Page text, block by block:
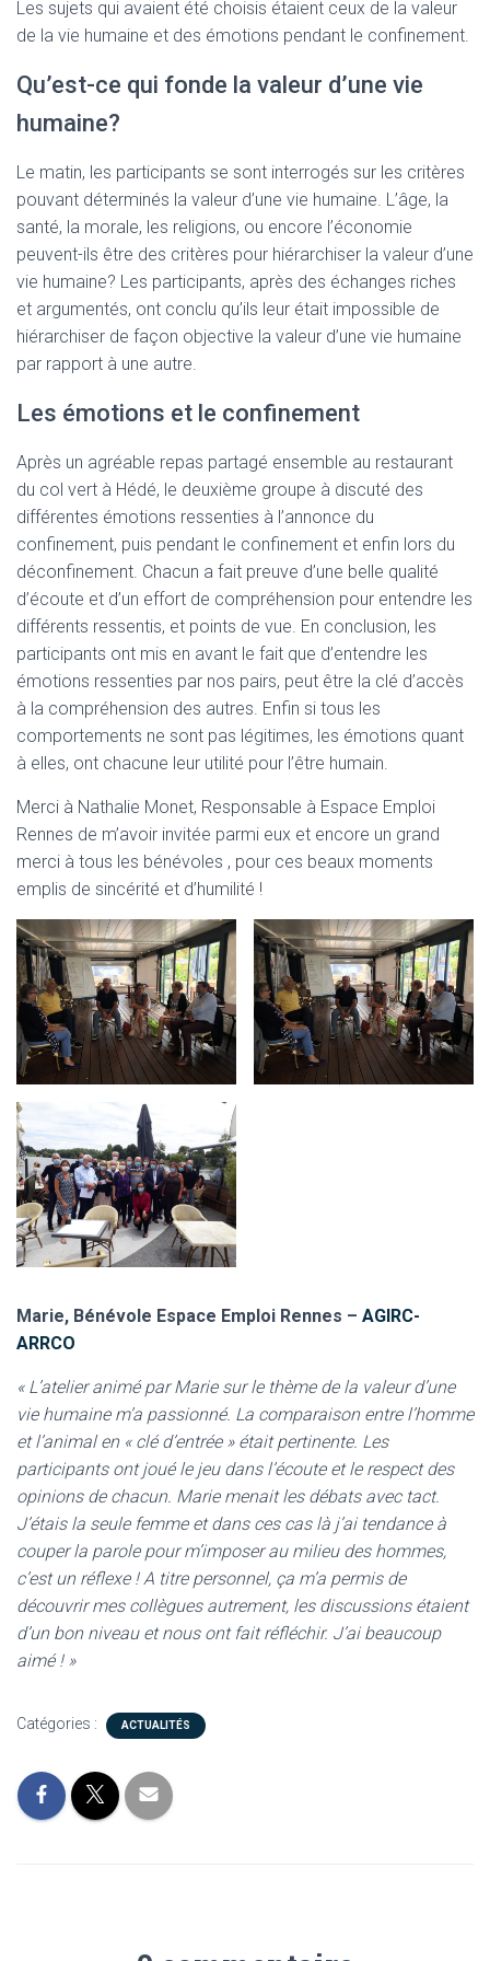
O
Les sujets qui avaient été choisis étaient ceux de la valeur
de la vie humaine et des émotions pendant le confinement.
Qu’est-ce qui fonde la valeur d’une vie
humaine?
Le matin, les participants se sont interrogés sur les critères
pouvant déterminés la valeur d’une vie humaine. L’âge, la
santé, la morale, les religions, ou encore l’économie
peuvent-ils être des critères pour hiérarchiser la valeur d’une
vie humaine? Les participants, après des échanges riches
et argumentés, ont conclu qu’ils leur était impossible de
hiérarchiser de façon objective la valeur d’une vie humaine
par rapport à une autre.
Les émotions et le confinement
Après un agréable repas partagé ensemble au restaurant
du col vert à Hédé, le deuxième groupe à discuté des
différentes émotions ressenties à l’annonce du
confinement, puis pendant le confinement et enfin lors du
déconfinement. Chacun a fait preuve d’une belle qualité
d’écoute et d’un effort de compréhension pour entendre les
différents ressentis, et points de vue. En conclusion, les
participants ont mis en avant le fait que d’entendre les
émotions ressenties par nos pairs, peut être la clé d’accès
à la compréhension des autres. Enfin si tous les
comportements ne sont pas légitimes, les émotions quant
à elles, ont chacune leur utilité pour l’être humain.
Merci à Nathalie Monet, Responsable à Espace Emploi
Rennes de m’avoir invitée parmi eux et encore un grand
merci à tous les bénévoles , pour ces beaux moments
emplis de sincérité et d’humilité !
Marie, Bénévole Espace Emploi Rennes – AGIRC-
ARRCO
« L’atelier animé par Marie sur le thème de la valeur d’une
vie humaine m’a passionné. La comparaison entre l’homme
et l’animal en « clé d’entrée » était pertinente. Les
participants ont joué le jeu dans l’écoute et le respect des
opinions de chacun. Marie menait les débats avec tact.
J’étais la seule femme et dans ces cas là j’ai tendance à
couper la parole pour m’imposer au milieu des hommes,
c’est un réflexe ! A titre personnel, ça m’a permis de
découvrir mes collègues autrement, les discussions étaient
d’un bon niveau et nous ont fait réfléchir. J’ai beaucoup
aimé ! »
Catégories : ACTUALITÉS